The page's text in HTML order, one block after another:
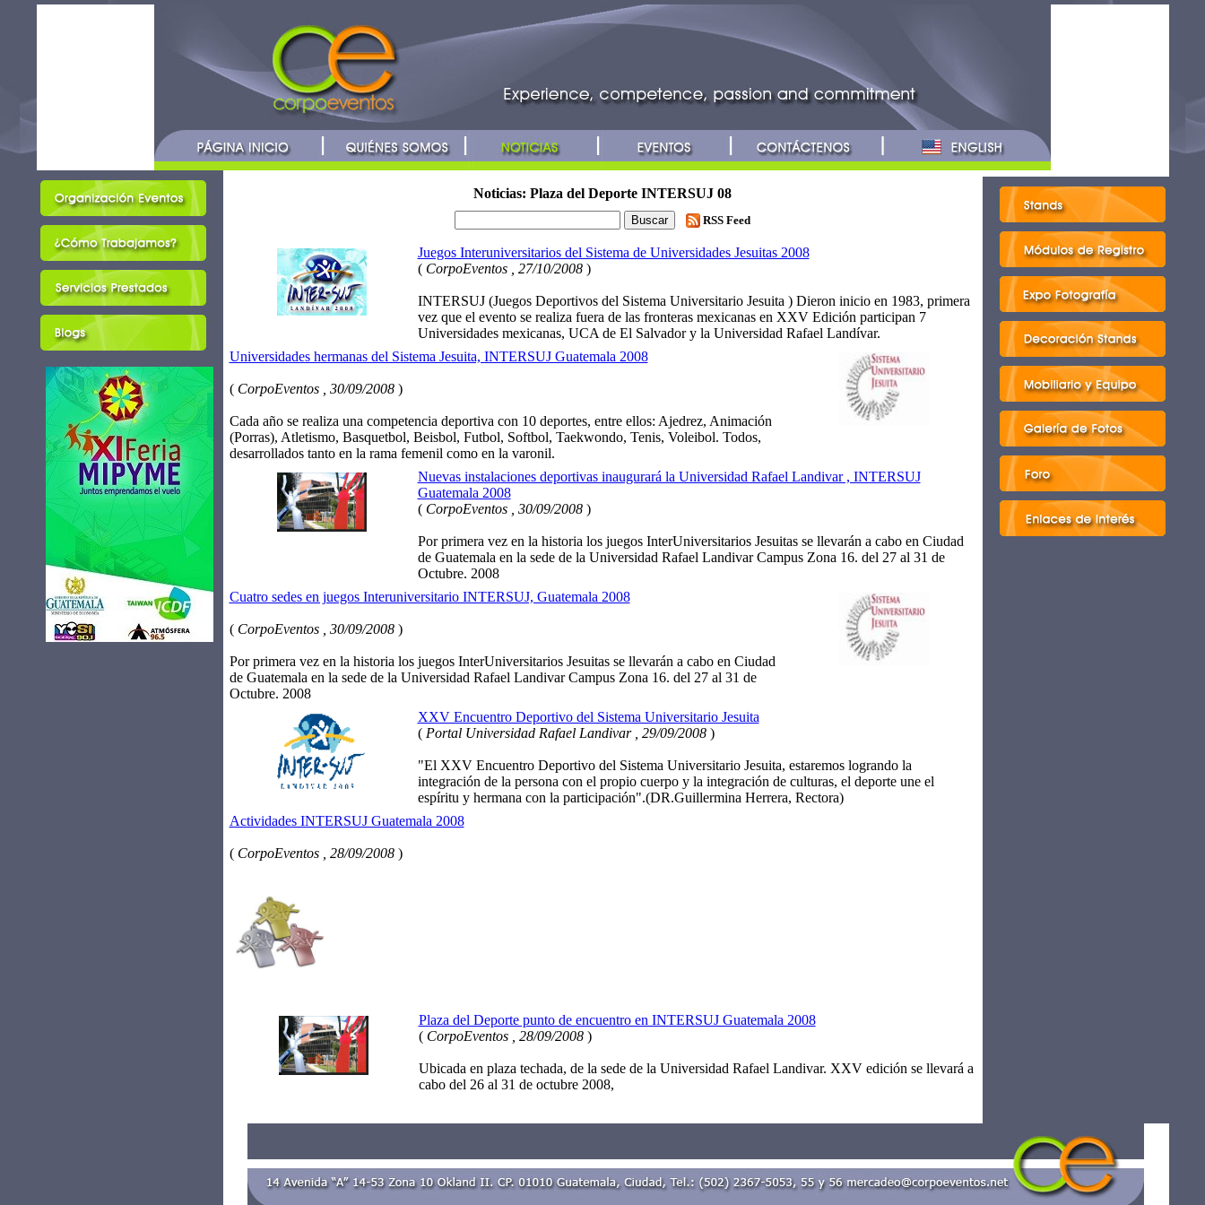
Noticias: Plaza del Deporte INTERSUJ 08
RSS Feed
Juegos Interuniversitarios del Sistema de Universidades Jesuitas 2008
(CorpoEventos , 27/10/2008 )
INTERSUJ (Juegos Deportivos del Sistema Universitario Jesuita ) Dieron inicio en 1983, primera
vez que el evento se realiza fuera de las fronteras mexicanas en XXV Edición participan 7
Universidades mexicanas, UCA de El Salvador y la Universidad Rafael Landívar.
Universidades hermanas del Sistema Jesuita, INTERSUJ Guatemala 2008
(CorpoEventos , 30/09/2008 )
Cada año se realiza una competencia deportiva con 10 deportes, entre ellos: Ajedrez, Animación
(Porras), Atletismo, Basquetbol, Beisbol, Futbol, Softbol, Taekwondo, Tenis, Voleibol. Todos,
desarrollados tanto en la rama femenil como en la varonil.
Nuevas instalaciones deportivas inaugurará la Universidad Rafael Landivar , INTERSUJ
Guatemala 2008
(CorpoEventos , 30/09/2008 )
Por primera vez en la historia los juegos InterUniversitarios Jesuitas se llevarán a cabo en Ciudad
de Guatemala en la sede de la Universidad Rafael Landivar Campus Zona 16. del 27 al 31 de
Octubre. 2008
Cuatro sedes en juegos Interuniversitario INTERSUJ, Guatemala 2008
(CorpoEventos , 30/09/2008 )
Por primera vez en la historia los juegos InterUniversitarios Jesuitas se llevarán a cabo en Ciudad
de Guatemala en la sede de la Universidad Rafael Landivar Campus Zona 16. del 27 al 31 de
Octubre. 2008
XXV Encuentro Deportivo del Sistema Universitario Jesuita
(Portal Universidad Rafael Landivar , 29/09/2008 )
"El XXV Encuentro Deportivo del Sistema Universitario Jesuita, estaremos logrando la
integración de la persona con el propio cuerpo y la integración de culturas, el deporte une el
espíritu y hermana con la participación".(DR.Guillermina Herrera, Rectora)
Actividades INTERSUJ Guatemala 2008
(CorpoEventos , 28/09/2008 )
Plaza del Deporte punto de encuentro en INTERSUJ Guatemala 2008
(CorpoEventos , 28/09/2008 )
Ubicada en plaza techada, de la sede de la Universidad Rafael Landivar. XXV edición se llevará a
cabo del 26 al 31 de octubre 2008,